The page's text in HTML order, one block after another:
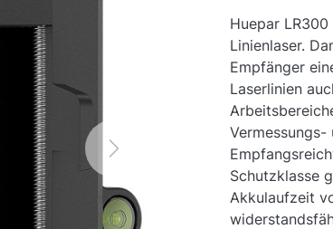
Next
Huepar
Linienlaser.
Empfänger
Laserlinien
Schutzklasse
Akkulaufzeit